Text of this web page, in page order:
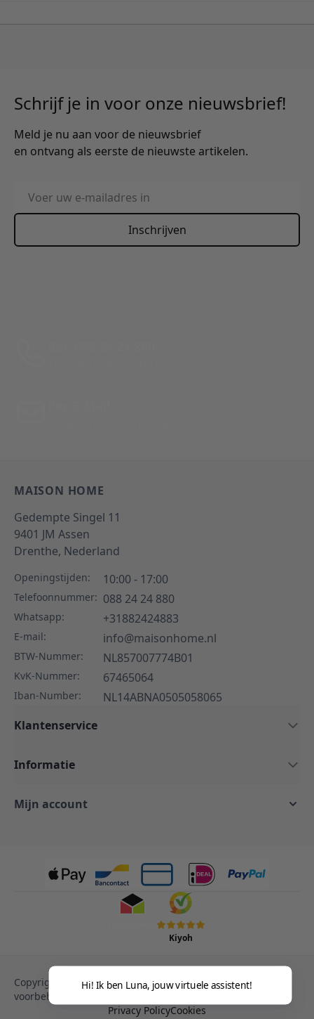
Schrijf je in voor onze nieuwsbrief!
Meld je nu aan voor de nieuwsbrief
en ontvang als eerste de nieuwste artikelen.
E-mailadres
Inschrijven
MAISON HOME
Gedempte Singel 11
9401 JM Assen
Drenthe, Nederland
Openingstijden: 10:00 - 17:00
Telefoonnummer: 088 24 24 880
Whatsapp: +31882424883
E-mail: info@maisonhome.nl
BTW-Nummer: NL857007774B01
KvK-Nummer: 67465064
Iban-Number:
NL14ABNA0505058065
Klantenservice
Informatie
Mijn account
Kiyoh
Copyright © 2013-heden Magento. Alle rechten
voorbehouden.
Privacy PolicyCookies
Hi! Ik ben Luna, jouw virtuele assistent!